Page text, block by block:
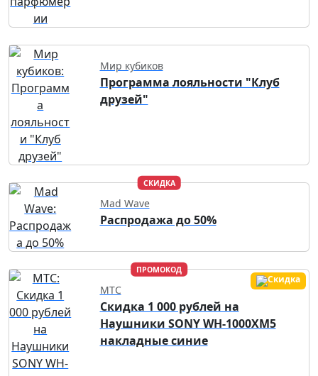
Мир кубиков
Программа лояльности "Клуб
друзей"
СКИДКА
Mad Wave
Распродажа до 50%
ПРОМОКОД
МТС
Скидка 1 000 рублей на
Наушники SONY WH-1000XM5
накладные синие